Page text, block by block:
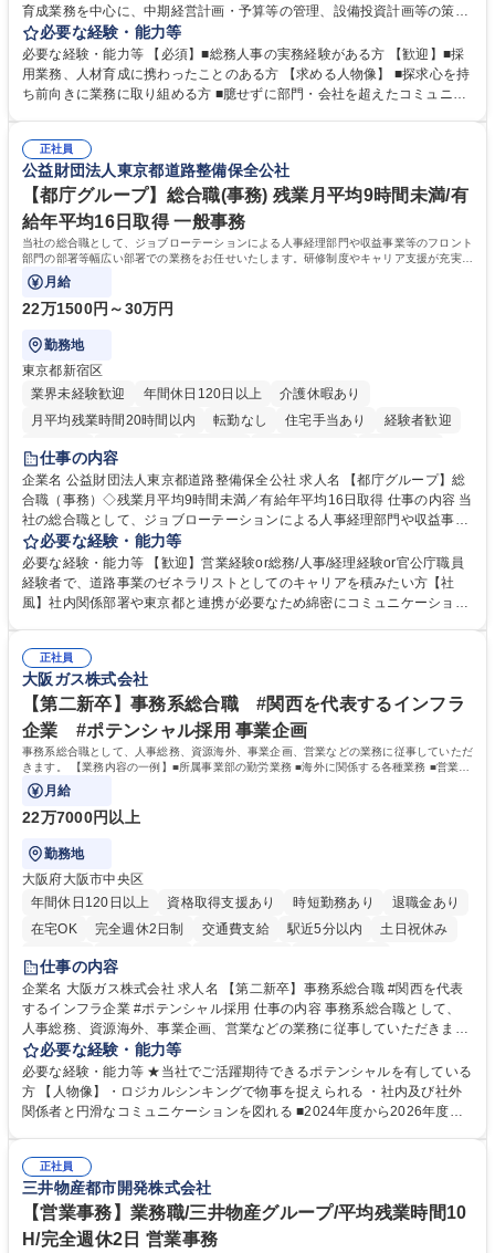
育成業務を中心に、中期経営計画・予算等の管理、設備投資計画等の策
定、さらに社内の重要会議の運営等、経営の根幹となる幅広い総務人事業
務全般を担当していただきます。 【主な業務内容】 ■採用関係業務および
人材育成(社員研修)業務の推進 ■中期経営計画および予算等の管理 ■設備
投資計画等の策定 ■社内の重要会議の運営 ■その他総務人事業務全般 【入
務人事】経験者歓迎！/阪急阪神HDグループ/年休124日
必要な経験・能力等
必要な経験・能力等 【必須】■総務人事の実務経験がある方 【歓迎】■採
用業務、人材育成に携わったことのある方 【求める人物像】 ■探求心を持
ち前向きに業務に取り組める方 ■臆せずに部門・会社を超えたコミュニケ
囲のメンバーと協調しつつ主体性を持って能動的に業務を推進できる方 学
歴・資格 学歴：大学院 大学 高専 短大 専修学校 高校 語学力： 資格：
正社員
公益財団法人東京都道路整備保全公社
【都庁グループ】総合職(事務) 残業月平均9時間未満/有
給年平均16日取得 一般事務
当社の総合職として、ジョブローテーションによる人事経理部門や収益事業等のフロント
部門の部署等幅広い部署での業務をお任せいたします。研修制度やキャリア支援が充実し
ております！ ※下記業務詳細
月給
22万1500円～30万円
勤務地
東京都新宿区
業界未経験歓迎
年間休日120日以上
介護休暇あり
月平均残業時間20時間以内
転勤なし 住宅手当あり
経験者歓迎
研修あり
退職金あり
駅近5分以内
資格取得手当あり 食事補助あり
仕事の内容
企業名 公益財団法人東京都道路整備保全公社 求人名 【都庁グループ】総
合職（事務）◇残業月平均9時間未満／有給年平均16日取得 仕事の内容 当
社の総合職として、ジョブローテーションによる人事経理部門や収益事業
等のフロント部門の部署等幅広い部署での業務をお任せいたします。研修
制度やキャリア支援が充実しております！ ※下記業務詳細 【業務詳細】■
管理部門：広報、人事、経理など当公社の運営に係る管理業務 ■収益部
門：駐車場の新規開拓、管理運営、新宿駅西口広場の「イベントコーナ
道路施設や道路工事現場の見学ツアー事業 ※入社後は上記いずれかの部門
へ配属。※業務内容変更の範囲：会社の定める業務 募集職種 【都庁グル
ープ】総合職（事務）◇残業月平均9時間未満／有給年平均16日取得
必要な経験・能力等
必要な経験・能力等 【歓迎】営業経験or総務/人事/経理経験or官公庁職員
経験者で、道路事業のゼネラリストとしてのキャリアを積みたい方【社
風】社内関係部署や東京都と連携が必要なため綿密にコミュニケーション
部門など多岐に渡る業務を経験できます。 ■様々なプロジェクト：駐車場
事業の他、新宿駅西口広場内に設置された照明を兼ねた広告「ブライトサ
イン」の管理運営を行うなど、事業収益を生み出す活動を積極的に行って
います。 学歴・資格 学歴：大学院 大学 高専 短大 専修学校 高校 語学力：
資格：
正社員
大阪ガス株式会社
【第二新卒】事務系総合職 #関西を代表するインフラ
企業 #ポテンシャル採用 事業企画
事務系総合職として、人事総務、資源海外、事業企画、営業などの業務に従事していただ
きます。 【業務内容の一例】■所属事業部の勤労業務 ■海外に関係する各種業務 ■営業部
門の企画スタッフ、ルート営業
月給
22万7000円以上
勤務地
大阪府大阪市中央区
年間休日120日以上
資格取得支援あり 時短勤務あり
退職金あり
在宅OK
完全週休2日制 交通費支給 駅近5分以内
土日祝休み
服装自由
第二新卒歓迎
仕事の内容
企業名 大阪ガス株式会社 求人名 【第二新卒】事務系総合職 #関西を代表
するインフラ企業 #ポテンシャル採用 仕事の内容 事務系総合職として、
人事総務、資源海外、事業企画、営業などの業務に従事していただきま
す。 【業務内容の一例】■所属事業部の勤労業務 ■海外に関係する各種業
務 ■営業部門の企画スタッフ、ルート営業 【キャリアパス】入社後の配属
ポジションで一定期間ご活躍頂いた後、本人の適性及び将来のキャリアを
鑑みてジョブローテーションを行います。 【育成】OJTでの現場育成や研
表するインフラ企業 #ポテンシャル採用
必要な経験・能力等
必要な経験・能力等 ★当社でご活躍期待できるポテンシャルを有している
方 【人物像】・ロジカルシンキングで物事を捉えられる ・社内及び社外
関係者と円滑なコミュニケーションを図れる ■2024年度から2026年度ま
72.html ■エネルギーセキュリティの不安定化や気候変動による自然災害の
甚大化など、これまで以上に社会課題解決の重要性が高まっています。
「未来の日常」の創造に向けて持続可能な社会の実現に貢献してまいりま
す。 学歴・資格 学歴：大学院 大学 語学力： 資格：
正社員
三井物産都市開発株式会社
【営業事務】業務職/三井物産グループ/平均残業時間10
H/完全週休2日 営業事務